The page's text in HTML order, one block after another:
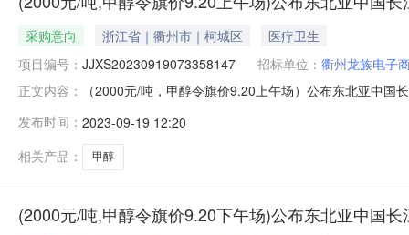
采购意向 浙江省｜衢州市｜柯城区
医疗卫生
项目编号： JJXS20230919073358147 招标单位： 衢州龙族电子
正文内容：
（2000元/吨，甲醇令旗价9.20上午场）公布东北亚中
场）公布东北亚中国长江口“甲醇”中下游主体采购意向
发布时间： 2023-09-19 12:20
相关产品：
甲醇
(2000元/吨,甲醇令旗价9.20下午场)公布东北亚中国